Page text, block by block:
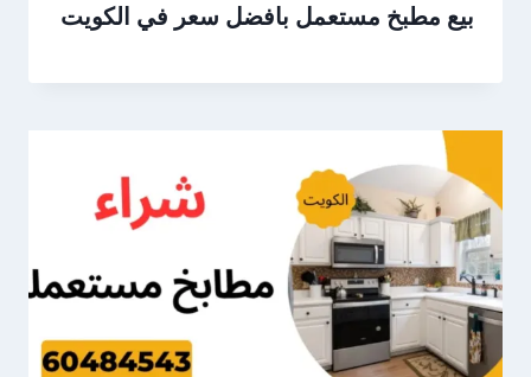
بيع مطبخ مستعمل بافضل سعر في الكويت